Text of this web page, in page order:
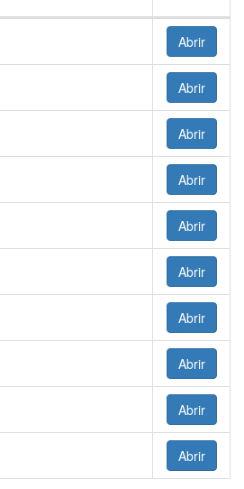
Abrir
Abrir
Abrir
Abrir
Abrir
Abrir
Abrir
Abrir
Abrir
Abrir